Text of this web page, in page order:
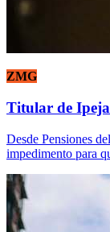
ZMG
Titular de
Desde Pensiones
impedimento para